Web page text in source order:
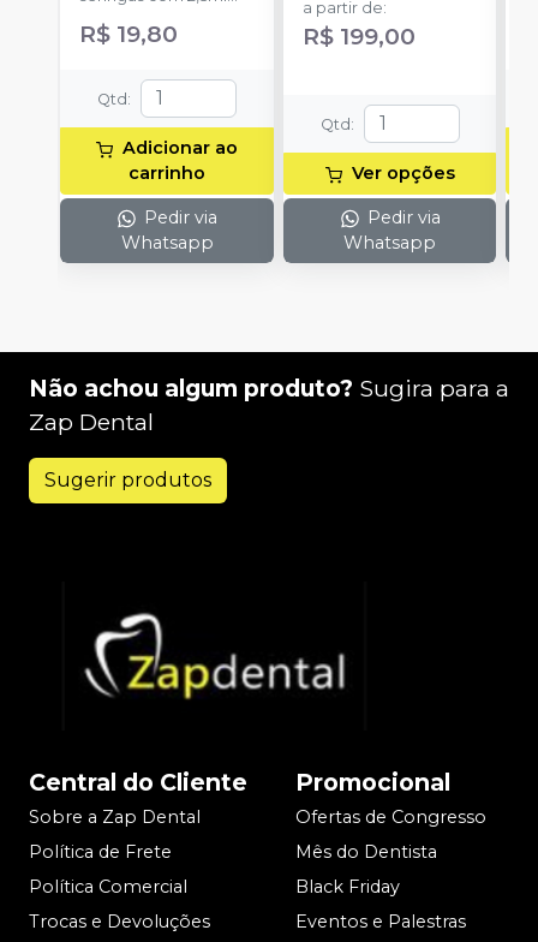
cada uma e 3
ponteiras para
R$ 19,80
Qtd:
Adicionar ao
carrinho
Pedir via
Whatsapp
a partir de:
R$ 199,00
Qtd:
Ver opções
Pedir via
Whatsapp
Não achou algum produto? Sugira para a
Zap Dental
Sugerir produtos
Central do Cliente
Sobre a Zap Dental
Política de Frete
Política Comercial
Trocas e Devoluções
Promocional
Ofertas de Congresso
Mês do Dentista
Black Friday
Eventos e Palestras